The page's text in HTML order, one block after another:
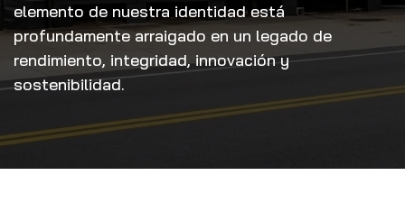
elemento de nuestra identidad está
profundamente arraigado en un legado de
rendimiento, integridad, innovación y
sostenibilidad.